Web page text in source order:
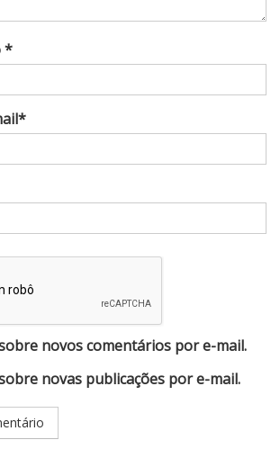
*
novos comentários por e-mail.
novas publicações por e-mail.